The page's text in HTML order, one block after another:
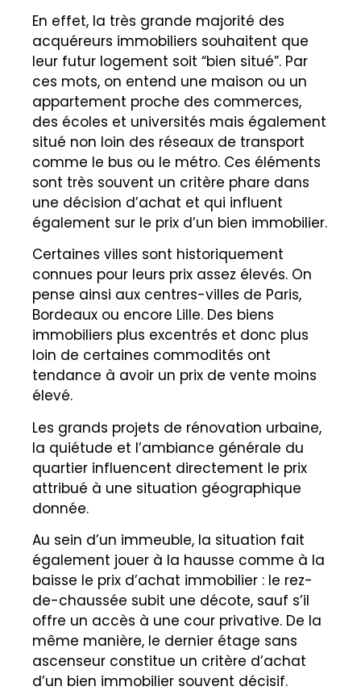
En effet, la très grande majorité des
acquéreurs immobiliers souhaitent que
leur futur logement soit “bien situé”. Par
ces mots, on entend une maison ou un
appartement proche des commerces,
des écoles et universités mais également
situé non loin des réseaux de transport
comme le bus ou le métro. Ces éléments
sont très souvent un critère phare dans
une décision d’achat et qui influent
également sur le prix d’un bien immobilier.
Certaines villes sont historiquement
connues pour leurs prix assez élevés. On
pense ainsi aux centres-villes de Paris,
Bordeaux ou encore Lille. Des biens
immobiliers plus excentrés et donc plus
loin de certaines commodités ont
tendance à avoir un prix de vente moins
élevé.
Les grands projets de rénovation urbaine,
la quiétude et l’ambiance générale du
quartier influencent directement le prix
attribué à une situation géographique
donnée.
Au sein d’un immeuble, la situation fait
également jouer à la hausse comme à la
baisse le prix d’achat immobilier : le rez-
de-chaussée subit une décote, sauf s’il
offre un accès à une cour privative. De la
même manière, le dernier étage sans
ascenseur constitue un critère d’achat
d’un bien immobilier souvent décisif.